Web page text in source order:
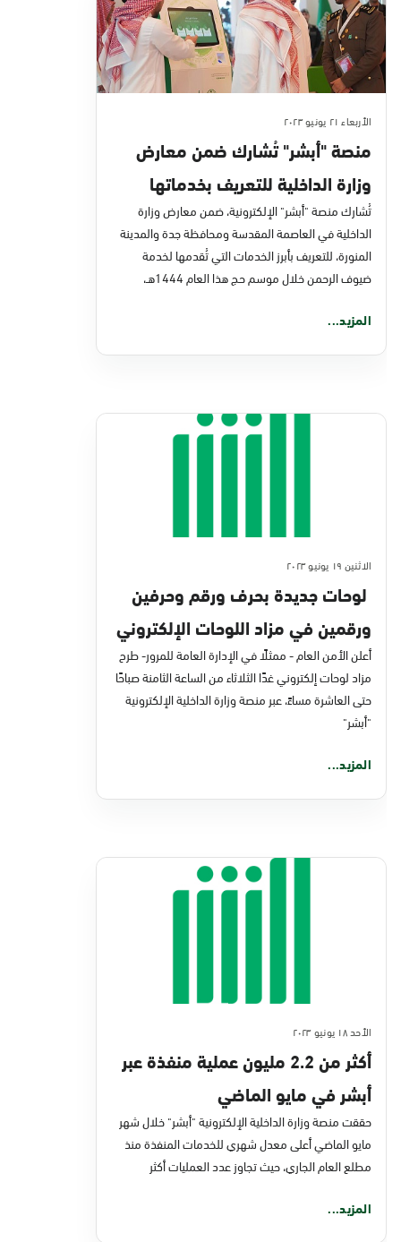
الأربعاء ٢١ يونيو ٢٠٢٣
منصة "أبشر" تُشارك ضمن معارض
وزارة الداخلية للتعريف بخدماتها
الإلكترونية لضيوف الرحمن
تُشارك منصة "أبشر" الإلكترونية، ضمن معارض وزارة
الداخلية في العاصمة المقدسة ومحافظة جدة والمدينة
المنورة، للتعريف بأبرز الخدمات التي تُقدمها لخدمة
ضيوف الرحمن خلال موسم حج هذا العام 1444هـ،
المزيد...
الاثنين ١٩ يونيو ٢٠٢٣
لوحات جديدة بحرف ورقم وحرفين
ورقمين في مزاد اللوحات الإلكتروني
أعلن الأمن العام - ممثلًا في الإدارة العامة للمرور- طرح
مزاد لوحات إلكتروني غدًا الثلاثاء من الساعة الثامنة صباحًا
حتى العاشرة مساءً، عبر منصة وزارة الداخلية الإلكترونية
"أبشر"
المزيد...
الأحد ١٨ يونيو ٢٠٢٣
أكثر من 2.2 مليون عملية منفذة عبر
أبشر في مايو الماضي
حققت منصة وزارة الداخلية الإلكترونية "أبشر" خلال شهر
مايو الماضي أعلى معدل شهري للخدمات المنفذة منذ
مطلع العام الجاري، حيث تجاوز عدد العمليات أكثر
المزيد...